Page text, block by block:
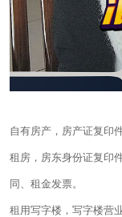
自有房产，房产证复印
租房，房东身份证复印
同、租金发票。
租用写字楼，写字楼营